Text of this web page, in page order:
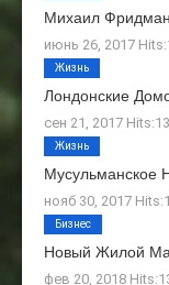
Михаил
июнь 26, 2017
Лондонские
сен 21, 2017
Жизнь
Мусульманское
нояб 30, 2017
Жизнь
Новый Жилой
фев 20, 2018
Бизнес